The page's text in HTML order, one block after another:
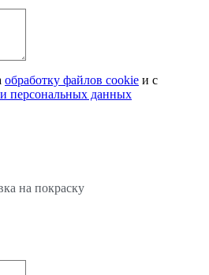
обработку файлов cookie и с
персональных данных
на покраску